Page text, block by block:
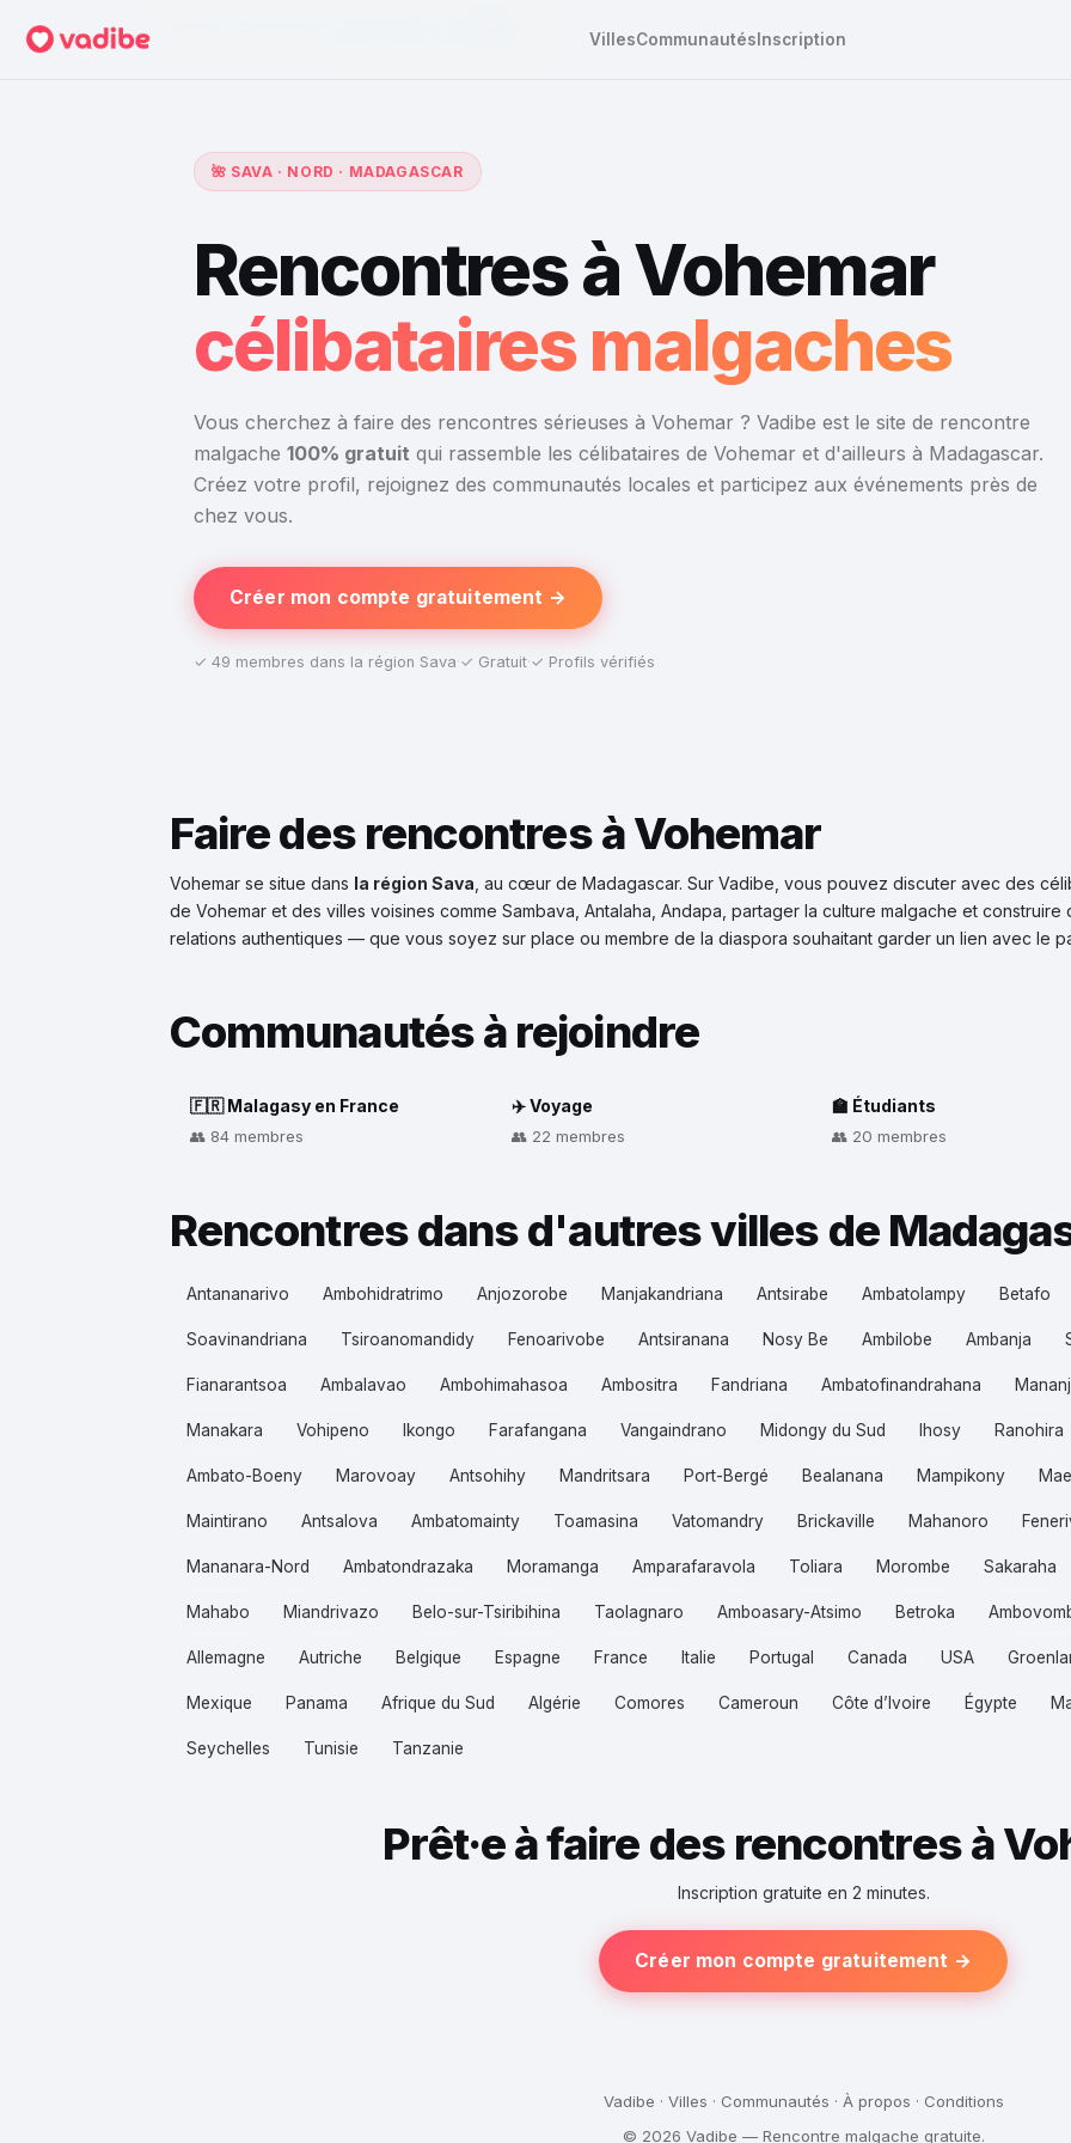
VillesCommunautésInscription
🌺 SAVA · NORD · MADAGASCAR
Rencontres à Vohemar
célibataires malgaches
Vous cherchez à faire des rencontres sérieuses à Vohemar ? Vadibe est le site de rencontre
malgache 100% gratuit qui rassemble les célibataires de Vohemar et d'ailleurs à Madagascar.
Créez votre profil, rejoignez des communautés locales et participez aux événements près de
chez vous.
Créer mon compte gratuitement →
✓ 49 membres dans la région Sava·✓ Gratuit·✓ Profils vérifiés
Faire des rencontres à Vohemar
Vohemar se situe dans la région Sava , au cœur de Madagascar. Sur Vadibe, vous pouvez discuter avec des
de Vohemar et des villes voisines comme Sambava, Antalaha, Andapa, partager la culture malgache et construire
relations authentiques — que vous soyez sur place ou membre de la diaspora souhaitant garder un lien avec le
Communautés à rejoindre
🇫🇷 Malagasy en France
👥 84 membres
✈️ Voyage
👥 22 membres
🏫 Étudiants
👥 20 membres
Rencontres dans d'autres villes de
Antananarivo Ambohidratrimo Anjozorobe Manjakandriana Antsirabe Ambatolampy Betafo
Soavinandriana Tsiroanomandidy Fenoarivobe Antsiranana Nosy Be Ambilobe Ambanja
Fianarantsoa Ambalavao Ambohimahasoa Ambositra Fandriana Ambatofinandrahana
Manakara Vohipeno Ikongo Farafangana Vangaindrano Midongy du Sud Ihosy Ranohira
Ambato-Boeny Marovoay Antsohihy Mandritsara Port-Bergé Bealanana Mampikony
Maintirano Antsalova Ambatomainty Toamasina Vatomandry Brickaville Mahanoro
Mananara-Nord Ambatondrazaka Moramanga Amparafaravola Toliara Morombe Sakaraha
Mahabo Miandrivazo Belo-sur-Tsiribihina Taolagnaro Amboasary-Atsimo Betroka
Allemagne Autriche Belgique Espagne France Italie Portugal Canada USA
Mexique Panama Afrique du Sud Algérie Comores Cameroun Côte d’Ivoire Égypte
Seychelles Tunisie Tanzanie
Prêt·e à faire des rencontres à
Inscription gratuite en 2 minutes.
Créer mon compte gratuitement →
Vadibe · Villes · Communautés · À propos · Conditions
© 2026 Vadibe — Rencontre malgache gratuite.